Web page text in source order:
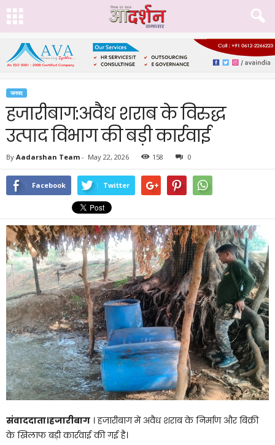
जनपद
हजारीबाग:अवैध शराब के विरुद्ध
उत्पाद विभाग की बड़ी कार्रवाई
By Aadarshan Team - May 22, 2026 158 0
Facebook Twitter
संवाददाता।हजारीबाग । हजारीबाग में अवैध शराब के निर्माण और बिक्री
के खिलाफ बड़ी कार्रवाई की गई है।